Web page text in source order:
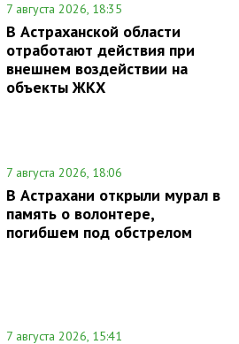
7 августа 2026, 18:35
В Астраханской области
отработают действия при
внешнем воздействии на
объекты ЖКХ
7 августа 2026, 18:06
В Астрахани открыли мурал в
память о волонтере,
погибшем под обстрелом
7 августа 2026, 15:41